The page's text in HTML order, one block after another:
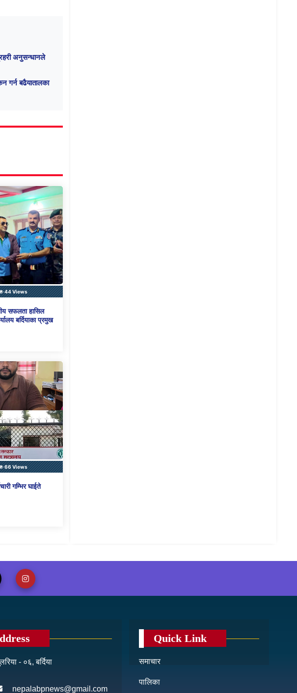
अनुसन्धानले
गर्न बढैयातालका
44 Views
सफलता हासिल
बर्दियाका प्रमुख
66 Views
गम्भिर घाईते
- ०६, बर्दिया
nepalabpnews@gmail.com
Quick Link
समाचार
पालिका